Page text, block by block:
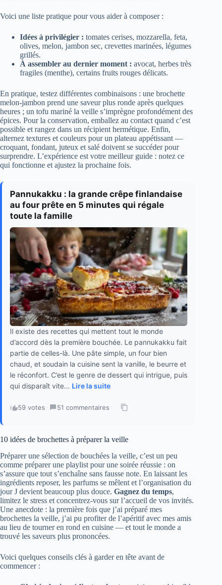
Voici une liste pratique pour vous aider à composer :
Idées à privilégier : tomates cerises, mozzarella, feta,
olives, melon, jambon sec, crevettes marinées, légumes
grillés.
À assembler au dernier moment : avocat, herbes très
fragiles (menthe), certains fruits rouges délicats.
En pratique, testez différentes combinaisons : une brochette
melon-jambon prend une saveur plus ronde après quelques
heures ; un tofu mariné la veille s’imprègne profondément des
épices. Pour la conservation, emballez au contact quand c’est
possible et rangez dans un récipient hermétique. Enfin,
alternez textures et couleurs pour un plateau appétissant —
croquant, fondant, juteux et salé doivent se succéder pour
surprendre. L’expérience est votre meilleur guide : notez ce
qui fonctionne et ajustez la prochaine fois.
Pannukakku : la grande crêpe finlandaise
au four prête en 5 minutes qui régale
toute la famille
Il existe des recettes qui mettent tout le monde
d’accord dès la première bouchée. Le pannukakku fait
partie de celles-là. Une pâte simple, un four bien
chaud, et soudain la cuisine sent la vanille, le beurre et
le réconfort. C’est le genre de dessert qui intrigue, puis
qui disparaît vite... Lire la suite
59 votes · 51 commentaires ·
10 idées de brochettes à préparer la veille
Préparer une sélection de bouchées la veille, c’est un peu
comme préparer une playlist pour une soirée réussie : on
s’assure que tout s’enchaîne sans fausse note. En laissant les
ingrédients reposer, les parfums se mêlent et l’organisation du
jour J devient beaucoup plus douce. Gagnez du temps,
limitez le stress et concentrez-vous sur l’accueil de vos invités.
Une anecdote : la première fois que j’ai préparé mes
brochettes la veille, j’ai pu profiter de l’apéritif avec mes amis
au lieu de tourner en rond en cuisine — et tout le monde a
trouvé les saveurs plus prononcées.
Voici quelques conseils clés à garder en tête avant de
commencer :